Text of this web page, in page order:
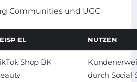
Communities und UGC
NUTZEN
Shop BK
durch Social